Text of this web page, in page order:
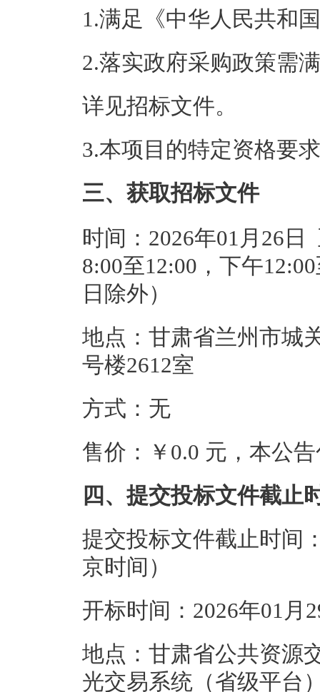
1.满足《中华人民共和
2.落实政府采购政策需
详见招标文件。
3.本项目的特定资格要
三、获取招标文件
时间：2026年01月26
8:00至12:00，下午
日除外）
地点：甘肃省兰州市城
号楼2612室
方式：无
售价：￥0.0 元，本公
四、提交投标文件截止
提交投标文件截止时间
京时间）
开标时间：2026年01月
地点：甘肃省公共资源
光交易系统（省级平台